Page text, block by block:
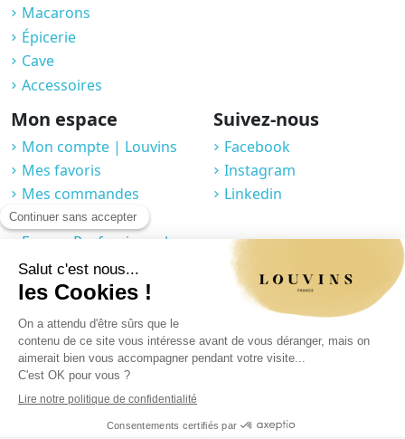
Macarons
Épicerie
Cave
Accessoires
Mon espace
Mon compte | Louvins
Mes favoris
Mes commandes
Compte fidélité
Espace Professionnel
Suivez-nous
Facebook
Instagram
Linkedin
J'accepte que Louvins collecte mes informations à travers ce formulaire.
Vous pouvez en savoir plus sur notre page politique de confidentialité /
rubrique formulaire de contact.